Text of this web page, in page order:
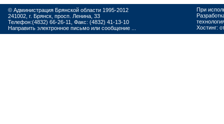
© Администрация Брянской области 1995-2012
241002, г. Брянск, просп. Ленина, 33
Телефон:(4832) 66-26-11, Факс: (4832) 41-13-10
Направить электронное письмо или сообщение ...
При
Хостинг: